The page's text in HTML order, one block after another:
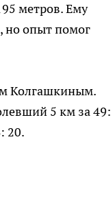
метров. Ему
но опыт помог
Колгашкиным.
5 км за 49:
20.